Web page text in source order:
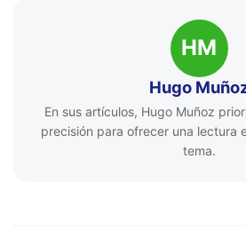
HM
Hugo
En sus artículos, Hugo Muñoz
precisión para ofrecer una lectura
tema.